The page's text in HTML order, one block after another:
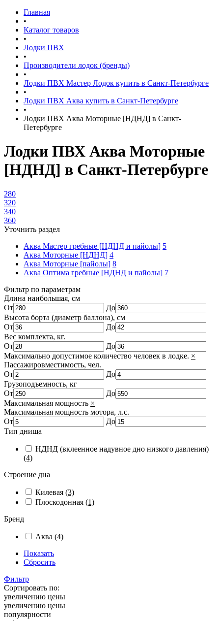
Главная
•
Каталог товаров
•
Лодки ПВХ
•
Производители лодок (бренды)
•
Лодки ПВХ Мастер Лодок купить в Санкт-Петербурге
•
Лодки ПВХ Аква купить в Санкт-Петербурге
•
Лодки ПВХ Аква Моторные [НДНД] в Санкт-
Петербурге
Лодки ПВХ Аква Моторные
[НДНД] в Санкт-Петербурге
280
320
340
360
Уточнить раздел
Аква Мастер гребные [НДНД и пайолы] 5
Аква Моторные [НДНД] 4
Аква Моторные [пайолы] 8
Аква Оптима гребные [НДНД и пайолы] 7
Фильтр по параметрам
Длина наибольшая, см
От
До
Высота борта (диаметр баллона), см
От
До
Вес комплекта, кг.
От
До
Максимально допустимое количество человек в лодке. ×
Пассажировместимость, чел.
От
До
Грузоподъемность, кг
От
До
Максимальная мощность ×
Максимальная мощность мотора, л.с.
От
До
Тип днища
НДНД (вклеенное надувное дно низкого давления)
(4)
Строение дна
Килевая (3)
Плоскодонная (1)
Бренд
Аква (4)
Показать
Сбросить
Фильтр
Сортировать по:
увеличению цены
увеличению цены
популярности